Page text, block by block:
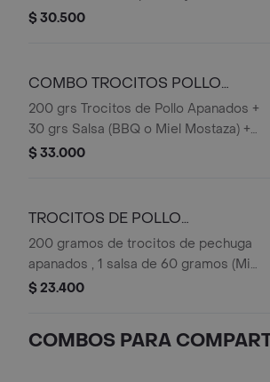
$ 30.500
COMBO TROCITOS POLLO
APANADOS
200 grs Trocitos de Pollo Apanados +
30 grs Salsa (BBQ o Miel Mostaza) +
Francesa o Papa Artesanal+ Bebida
$ 33.000
TROCITOS DE POLLO
APANADOS
200 gramos de trocitos de pechuga
apanados , 1 salsa de 60 gramos (Miel
mostaza o BBQ).
$ 23.400
COMBOS PARA